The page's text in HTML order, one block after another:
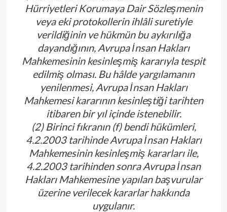
Hürriyetleri Korumaya Dair Sözleşmenin
veya eki protokollerin ihlâli suretiyle
verildiğinin ve hükmün bu aykırılığa
dayandığının, Avrupa İnsan Hakları
Mahkemesinin kesinleşmiş kararıyla tespit
edilmiş olması. Bu hâlde yargılamanın
yenilenmesi, Avrupa İnsan Hakları
Mahkemesi kararının kesinleştiği tarihten
itibaren bir yıl içinde istenebilir.
(2) Birinci fıkranın (f) bendi hükümleri,
4.2.2003 tarihinde Avrupa İnsan Hakları
Mahkemesinin kesinleşmiş kararları ile,
4.2.2003 tarihinden sonra Avrupa İnsan
Hakları Mahkemesine yapılan başvurular
üzerine verilecek kararlar hakkında
uygulanır.